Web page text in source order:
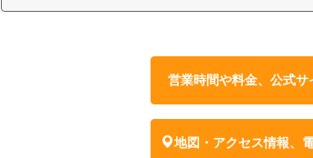
営業時間や料金、公式サ
地図・アクセス情報、